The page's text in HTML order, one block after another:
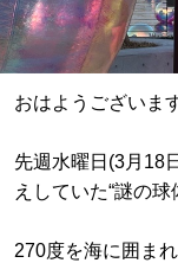
おはようございま
先週水曜日(3月18
えしていた“謎の
270度を海に囲ま